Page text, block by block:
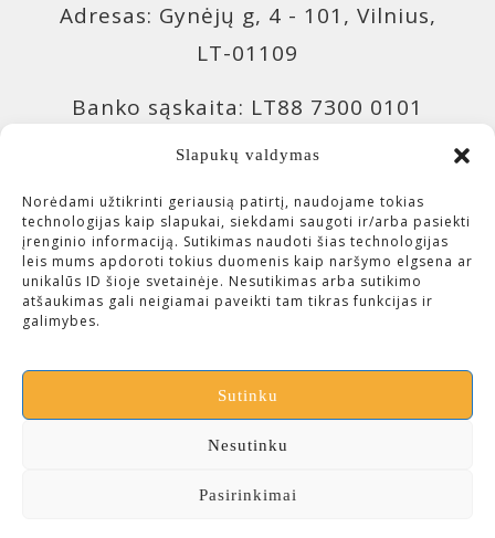
Slapukų valdymas
Norėdami užtikrinti geriausią patirtį, naudojame tokias
technologijas kaip slapukai, siekdami saugoti ir/arba pasiekti
įrenginio informaciją. Sutikimas naudoti šias technologijas
leis mums apdoroti tokius duomenis kaip naršymo elgsena ar
unikalūs ID šioje svetainėje. Nesutikimas arba sutikimo
atšaukimas gali neigiamai paveikti tam tikras funkcijas ir
galimybes.
Sutinku
Nesutinku
Pasirinkimai
Adresas: Gynėjų g, 4 - 101, Vilnius,
LT-01109
Banko sąskaita: LT88 7300 0101
9943 0957, Swedbank 73000
Banko sąskaita: LT04 4010 0510
0420 7214, Luminor 40100
Įmonės kodas: 300643113 (VšĮ